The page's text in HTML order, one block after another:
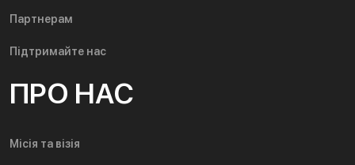
Партнерам
Підтримайте нас
ПРО НАС
Місія та візія